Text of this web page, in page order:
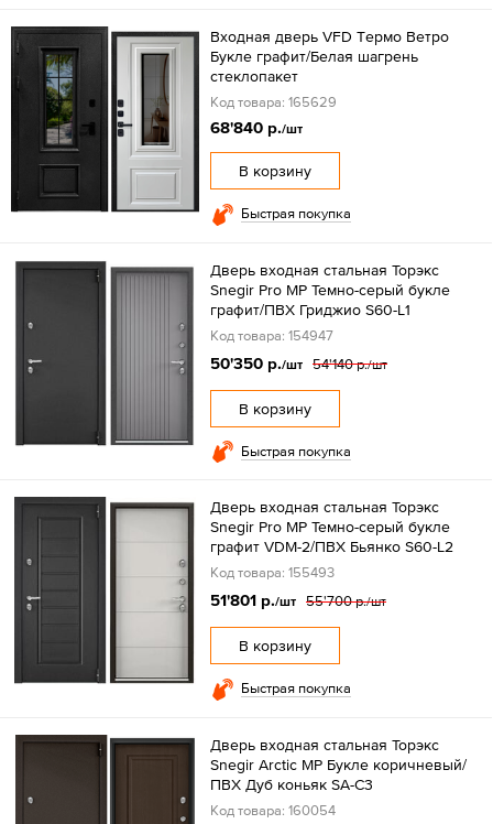
Входная дверь VFD Tермо Ветро
Букле графит/Белая шагрень
стеклопакет
Код товара: 165629
68'840 р./шт
В корзину
Быстрая покупка
Дверь входная стальная Торэкс
Snegir Pro MP Темно-серый букле
графит/ПВХ Гриджио S60-L1
Код товара: 154947
50'350 р./шт 54'140 р./шт
В корзину
Быстрая покупка
Дверь входная стальная Торэкс
Snegir Pro MP Темно-серый букле
графит VDM-2/ПВХ Бьянко S60-L2
Код товара: 155493
51'801 р./шт 55'700 р./шт
В корзину
Быстрая покупка
Дверь входная стальная Торэкс
Snegir Arctic МР Букле коричневый/
ПВХ Дуб коньяк SA-С3
Код товара: 160054